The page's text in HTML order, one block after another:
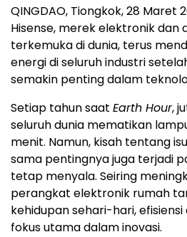
QINGDAO, Tiongkok, 28 Maret
Hisense, merek elektronik
terkemuka di dunia, terus
energi di seluruh industri
semakin penting dalam
Setiap tahun saat Earth Hour,
seluruh dunia mematikan
menit. Namun, kisah tentang
sama pentingnya juga terjadi
tetap menyala. Seiring
perangkat elektronik rumah
kehidupan sehari-hari,
fokus utama dalam inovasi.